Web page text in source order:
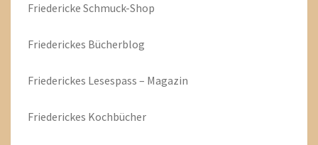
Friedericke Schmuck-Shop
Friederickes Bücherblog
Friederickes Lesespass – Magazin
Friederickes Kochbücher